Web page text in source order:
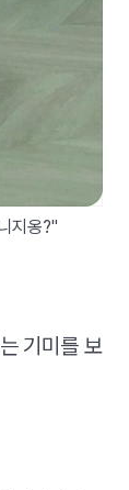
지옹?"
기미를 보